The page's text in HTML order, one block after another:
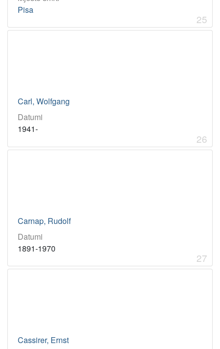
Pisa
25
Carl, Wolfgang
Datumi
1941-
26
Carnap, Rudolf
Datumi
1891-1970
27
Cassirer, Ernst